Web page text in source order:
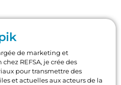
de marketing et
REFSA, je crée des
pour transmettre des
et actuelles aux acteurs de la